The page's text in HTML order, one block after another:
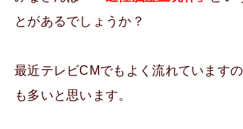
とがあるでしょうか？
最近テレビCMでもよく流れています
も多いと思います。